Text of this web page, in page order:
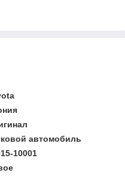
автомобиль
10001